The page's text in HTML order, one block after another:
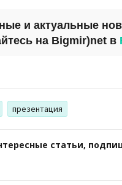
и актуальные
на Bigmir)net в
презентация
статьи,